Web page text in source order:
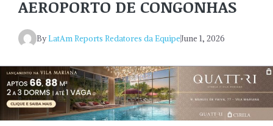
AEROPORTO DE CONGONHAS
ByLatAm Reports Redatores da EquipeJune 1, 2026